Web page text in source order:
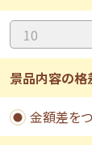
景品内容の格
金額差を